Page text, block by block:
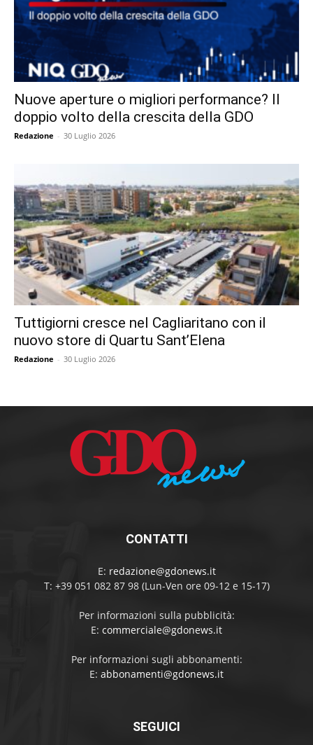
Nuove aperture o migliori performance? Il
doppio volto della crescita della GDO
Redazione - 30 Luglio 2026
Tuttigiorni cresce nel Cagliaritano con il
nuovo store di Quartu Sant’Elena
Redazione - 30 Luglio 2026
CONTATTI
E: redazione@gdonews.it
T: +39 051 082 87 98 (Lun-Ven ore 09-12 e 15-17)
Per informazioni sulla pubblicità:
E: commerciale@gdonews.it
Per informazioni sugli abbonamenti:
E: abbonamenti@gdonews.it
SEGUICI